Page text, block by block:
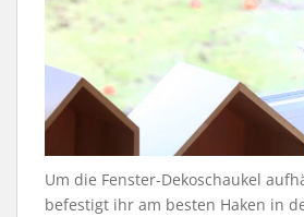
Um die Fenster-Dekoschaukel
befestigt ihr am besten Haken in